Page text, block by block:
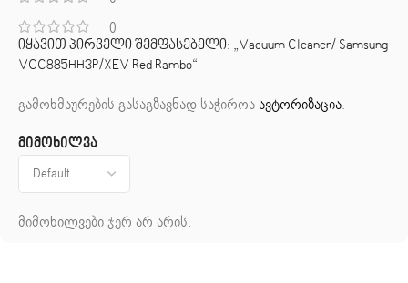
0
მიმოხილვა
მიმოხილვები ჯერ არ არის.
იყავით პირველი შემფასებელი: „Vacuum Cleaner/ Samsung
VCC885HH3P/XEV Red Rambo“
გამოხმაურების გასაგზავნად საჭიროაავტორიზაცია.